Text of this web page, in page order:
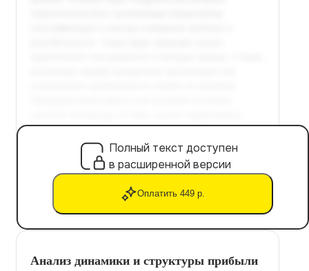
Полный текст доступен
в расширенной версии
Оплатить 449 р.
Анализ динамики и структуры прибыли